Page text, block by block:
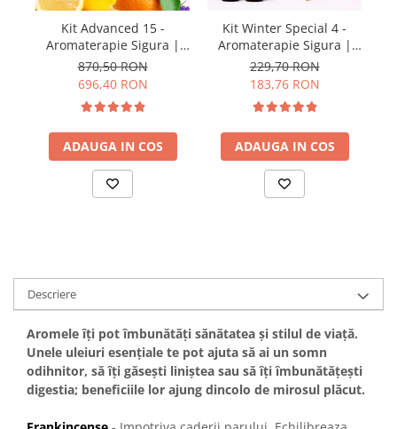
Kit Advanced 15 -
Aromaterapie Sigura |
nJoy Nature
870,50 RON
696,40 RON
ADAUGA IN COS
Kit Winter Special 4 -
Aromaterapie Sigura |
nJoy Nature
229,70 RON
183,76 RON
ADAUGA IN COS
Descriere
Aromele îți pot îmbunătăți sănătatea și stilul de viață.
Unele uleiuri esențiale te pot ajuta să ai un somn
odihnitor, să îți găsești liniștea sau să îți îmbunătățești
digestia; beneficiile lor ajung dincolo de mirosul plăcut.